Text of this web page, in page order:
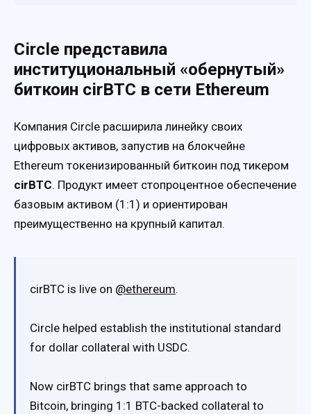
Circle представила
институциональный «обернутый»
биткоин cirBTC в сети Ethereum
Компания Circle расширила линейку своих
цифровых активов, запустив на блокчейне
Ethereum токенизированный биткоин под тикером
cirBTC. Продукт имеет стопроцентное обеспечение
базовым активом (1:1) и ориентирован
преимущественно на крупный капитал.
cirBTC is live on @ethereum.
Circle helped establish the institutional standard
for dollar collateral with USDC.
Now cirBTC brings that same approach to
Bitcoin, bringing 1:1 BTC-backed collateral to